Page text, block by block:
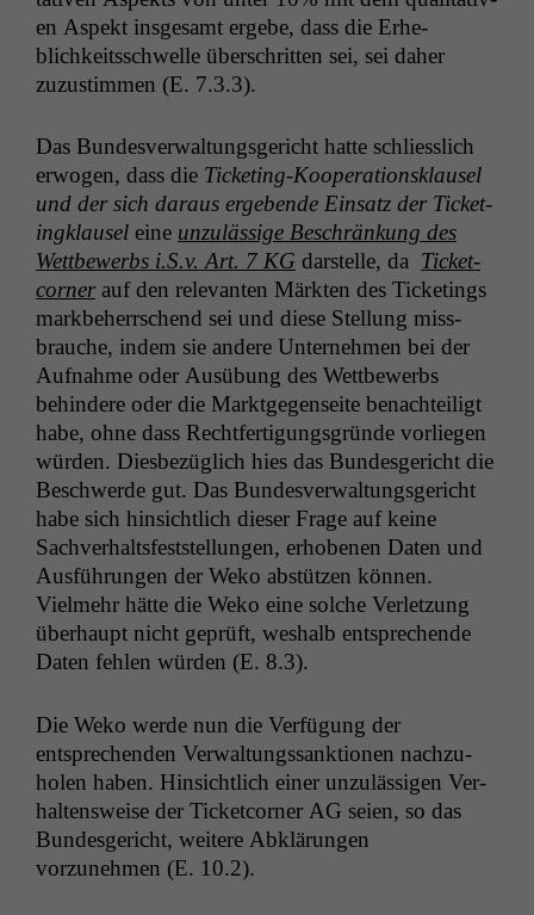
en Aspekt ins­ge­samt ergebe, dass die Erhe­
blichkeitss­chwelle über­schrit­ten sei, sei daher
zuzus­tim­men (E. 7.3.3).
Das Bun­desver­wal­tungs­gericht hat­te schliesslich
erwogen, dass die Tick­et­ing-Koop­er­a­tionsklausel
und der sich daraus ergebende Ein­satz der Tick­et­
ingk­lausel eine unzuläs­sige Beschränkung des
Wet­tbe­werbs i.S.v. Art. 7 KG darstelle, da Tick­et­
cornerauf den rel­e­van­ten Märk­ten des Tick­et­ings
mark­be­herrschend sei und diese Stel­lung miss­
brauche, indem sie andere Unternehmen bei der
Auf­nahme oder Ausübung des Wet­tbe­werbs
behin­dere oder die Mark­t­ge­gen­seite benachteiligt
habe, ohne dass Recht­fer­ti­gungs­gründe vor­liegen
wür­den. Dies­bezüglich hies das Bun­des­gericht die
Beschw­erde gut. Das Bun­desver­wal­tungs­gericht
habe sich hin­sichtlich dieser Frage auf keine
Sachver­halts­fest­stel­lun­gen, erhobe­nen Dat­en und
Aus­führun­gen der Weko abstützen kön­nen.
Vielmehr hätte die Weko eine solche Ver­let­zung
über­haupt nicht geprüft, weshalb entsprechende
Dat­en fehlen wür­den (E. 8.3).
Die Weko werde nun die Ver­fü­gung der
entsprechen­den Ver­wal­tungssank­tio­nen nachzu­
holen haben. Hin­sichtlich ein­er unzuläs­si­gen Ver­
hal­tensweise der Tick­et­corner AG seien, so das
Bun­des­gericht, weit­ere Abklärun­gen
vorzunehmen (E. 10.2).
Wir speichern
anonyme Daten ab,
um interne
können. Diese helfen
uns, unsere Website
zu verbessern.